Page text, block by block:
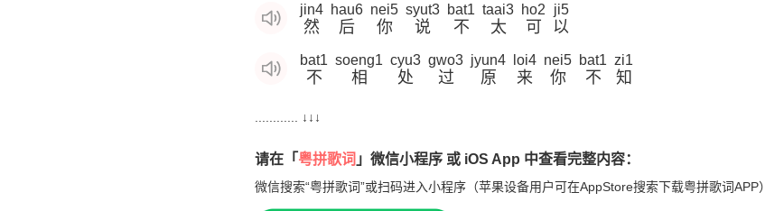
然
jin4
后
hau6
你
nei5
说
syut3
不
bat1
太
taai3
可
ho2
以
ji5
不
bat1
相
soeng1
处
cyu3
过
gwo3
原
jyun4
来
loi4
你
nei5
不
bat1
知
zi1
............ ↓↓↓
请在「 粤拼歌词 」微信小程序 或 iOS App 中查看完整内容：
微信搜索“粤拼歌词”或扫码进入小程序（苹果设备用户可在AppStore搜索下载粤拼歌词APP）